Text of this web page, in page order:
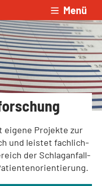
Menü
eigene Projekte zur
und leistet fachlich-
der Schlaganfall-